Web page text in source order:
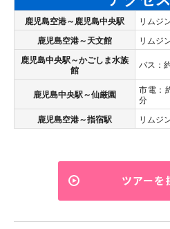
鹿児島空港～鹿児島中央駅
リムジ
鹿児島空港～天文館
リムジ
鹿児島中央駅～かごしま水族
館
バス：
鹿児島中央駅～仙厳園
市電：
分
鹿児島空港～指宿駅 リムジ
ツアーを